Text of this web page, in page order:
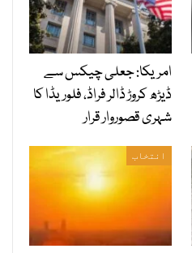
امریکا: جعلی چیکس سے
ڈیڑھ کروڑ ڈالر فراڈ، فلوریڈا کا
شہری قصوروار قرار
انتخاب